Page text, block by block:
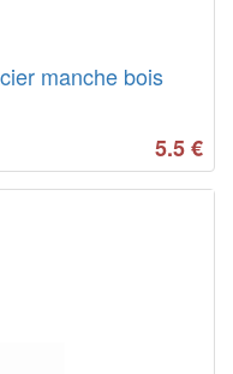
manche bois
5.5€